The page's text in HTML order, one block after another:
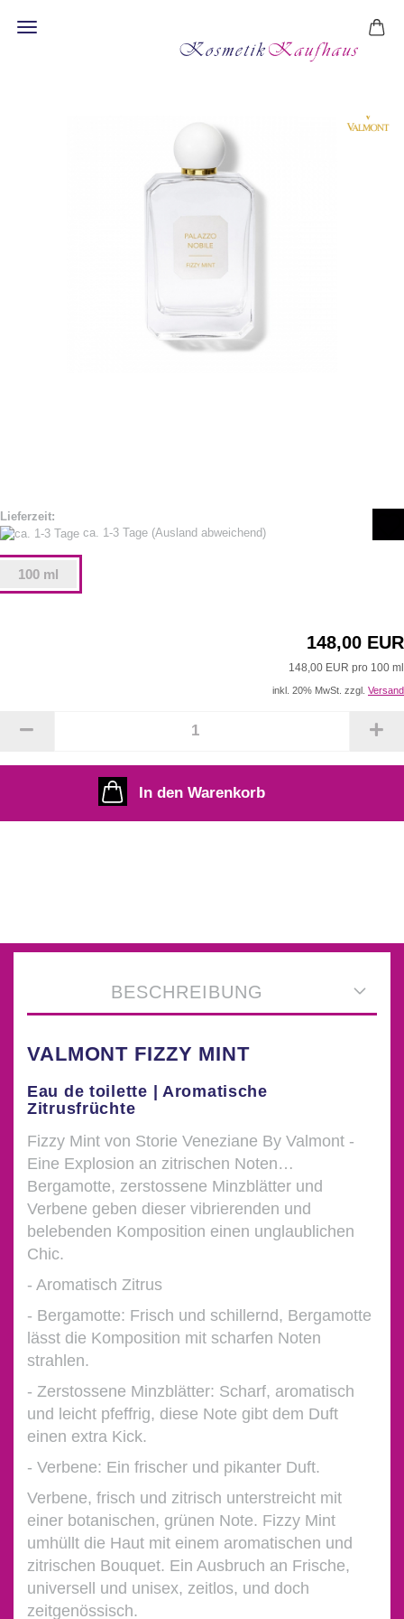
Lieferzeit:
ca. 1-3 Tage (Ausland abweichend)
100 ml
148,00 EUR
148,00 EUR pro 100 ml
inkl. 20% MwSt. zzgl. Versand
In den Warenkorb
BESCHREIBUNG
VALMONT FIZZY MINT
Eau de toilette | Aromatische
Zitrusfrüchte
Fizzy Mint von Storie Veneziane By Valmont -
Eine Explosion an zitrischen Noten…
Bergamotte, zerstossene Minzblätter und
Verbene geben dieser vibrierenden und
belebenden Komposition einen unglaublichen
Chic.
- Aromatisch Zitrus
- Bergamotte: Frisch und schillernd, Bergamotte
lässt die Komposition mit scharfen Noten
strahlen.
- Zerstossene Minzblätter: Scharf, aromatisch
und leicht pfeffrig, diese Note gibt dem Duft
einen extra Kick.
- Verbene: Ein frischer und pikanter Duft.
Verbene, frisch und zitrisch unterstreicht mit
einer botanischen, grünen Note. Fizzy Mint
umhüllt die Haut mit einem aromatischen und
zitrischen Bouquet. Ein Ausbruch an Frische,
universell und unisex, zeitlos, und doch
zeitgenössisch.